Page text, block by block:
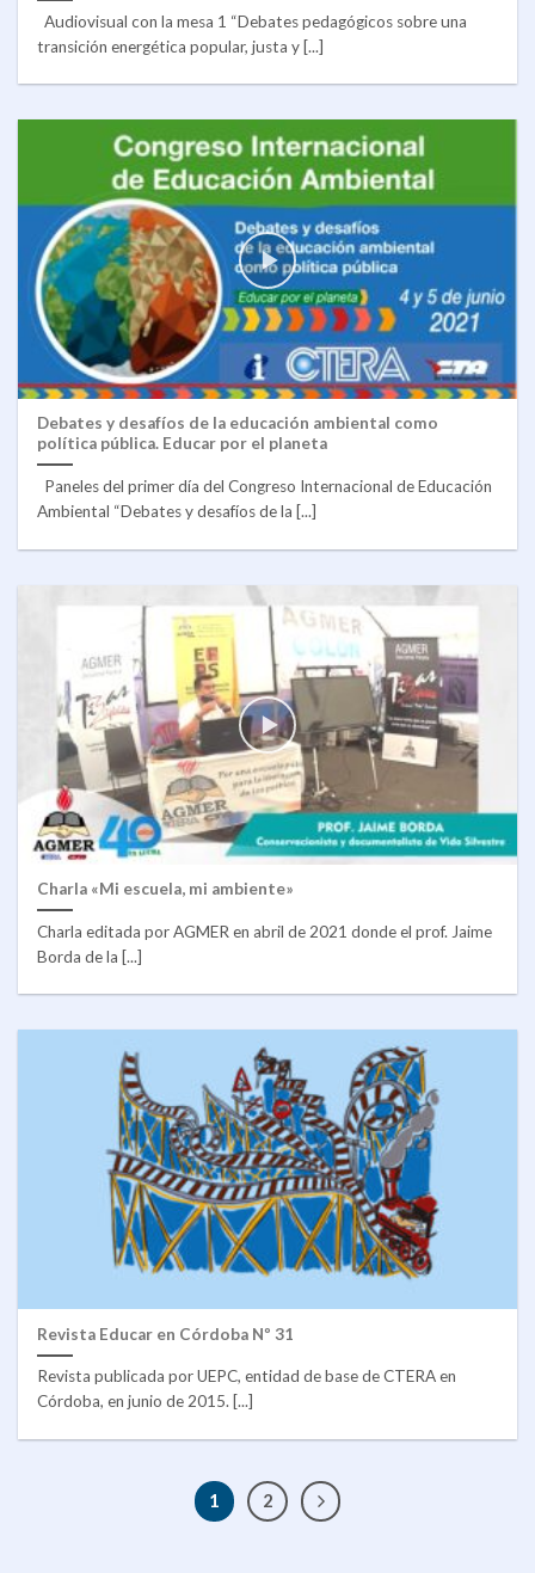
Audiovisual con la mesa 1 “Debates pedagógicos sobre una
transición energética popular, justa y [...]
Debates y desafíos de la educación ambiental como
política pública. Educar por el planeta
Paneles del primer día del Congreso Internacional de Educación
Ambiental “Debates y desafíos de la [...]
Charla «Mi escuela, mi ambiente»
Charla editada por AGMER en abril de 2021 donde el prof. Jaime
Borda de la [...]
Revista Educar en Córdoba Nº 31
Revista publicada por UEPC, entidad de base de CTERA en
Córdoba, en junio de 2015. [...]
1 2